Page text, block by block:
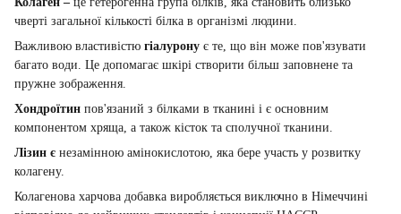
чверті загальної кількості білка в організмі людини.
Важливою властивістю гіалурону є те, що він може пов'язувати
багато води. Це допомагає шкірі створити більш заповнене та
пружне зображення.
Хондроїтин пов'язаний з білками в тканині і є основним
компонентом хряща, а також кісток та сполучної тканини.
Лізин є незамінною амінокислотою, яка бере участь у розвитку
колагену.
Колагенова харчова добавка виробляється виключно в Німеччині